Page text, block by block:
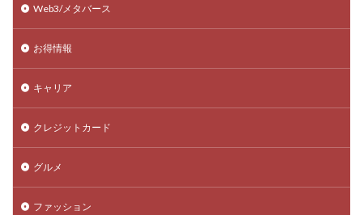
Web3/メタバース
お得情報
キャリア
クレジットカード
グルメ
ファッション